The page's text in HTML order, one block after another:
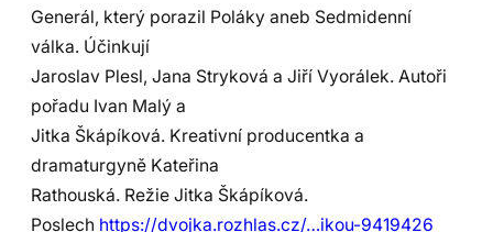
Generál, který porazil Poláky aneb Sedmidenní
válka. Účinkují
Jaroslav Plesl, Jana Stryková a Jiří Vyorálek. Autoři
pořadu Ivan Malý a
Jitka Škápíková. Kreativní producentka a
dramaturgyně Kateřina
Rathouská. Režie Jitka Škápíková.
Poslech https://dvojka.rozhlas.cz/…ikou-9419426